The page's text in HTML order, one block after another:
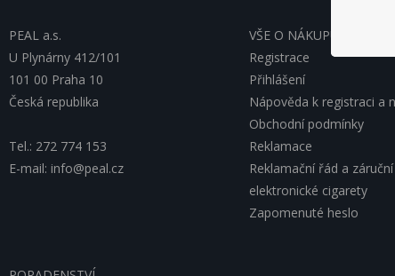
PEAL a.s.
U Plynárny 412/101
101 00 Praha 10
Česká republika
Tel.: 272 774 153
E-mail: info@peal.cz
VŠE O NÁKUPU, ESHOP
Registrace
Přihlášení
Nápověda k registraci a
Obchodní podmínky
Reklamace
Reklamační řád a
elektronické cigarety
Zapomenuté heslo